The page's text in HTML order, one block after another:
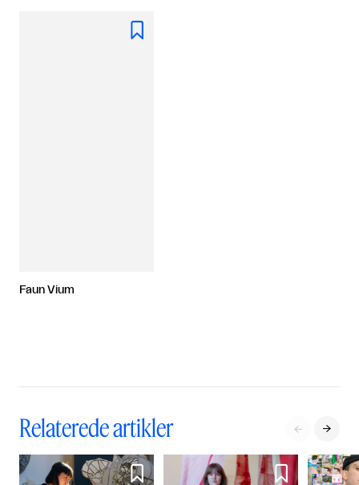

Faun Vium
Relaterede artikler  
 